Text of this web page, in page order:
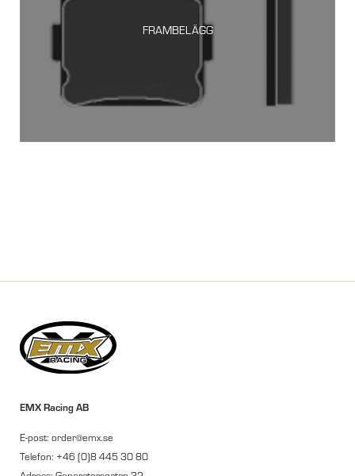
FRAMBELÄGG
EMX Racing AB
E-post: order@emx.se
Telefon: +46 (0)8 445 30 80